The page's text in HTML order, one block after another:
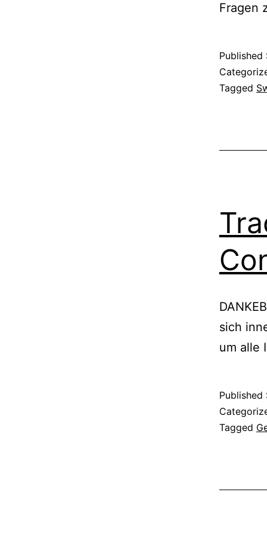
Fragen
Published
Tagged
sich
um alle
Published
Tagged